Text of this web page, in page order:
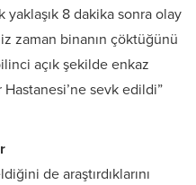
8 dakika sonra olay
zaman binanın çöktüğünü
açık şekilde enkaz
Hastanesi’ne sevk edildi”
de araştırdıklarını